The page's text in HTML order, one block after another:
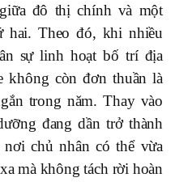
đô thị chính và một
hai. Theo đó, khi nhiều
sự linh hoạt bố trí địa
không còn đơn thuần là
trong năm. Thay vào
đang dần trở thành
chủ nhân có thể vừa
mà không tách rời hoàn